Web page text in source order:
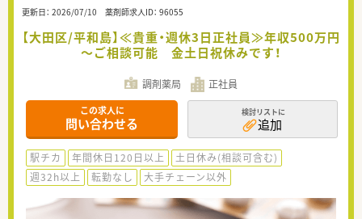
更新日： 2026/07/10 薬剤師求人ID： 96055
【大田区/平和島】≪貴重・週休3日正社員≫年収500万円
～ご相談可能 金土日祝休みです！
調剤薬局 正社員
この求人に
問い合わせる
検討リストに
追加
駅チカ 年間休日120日以上
土日休み(相談可含む)
週32h以上
転勤なし 大手チェーン以外